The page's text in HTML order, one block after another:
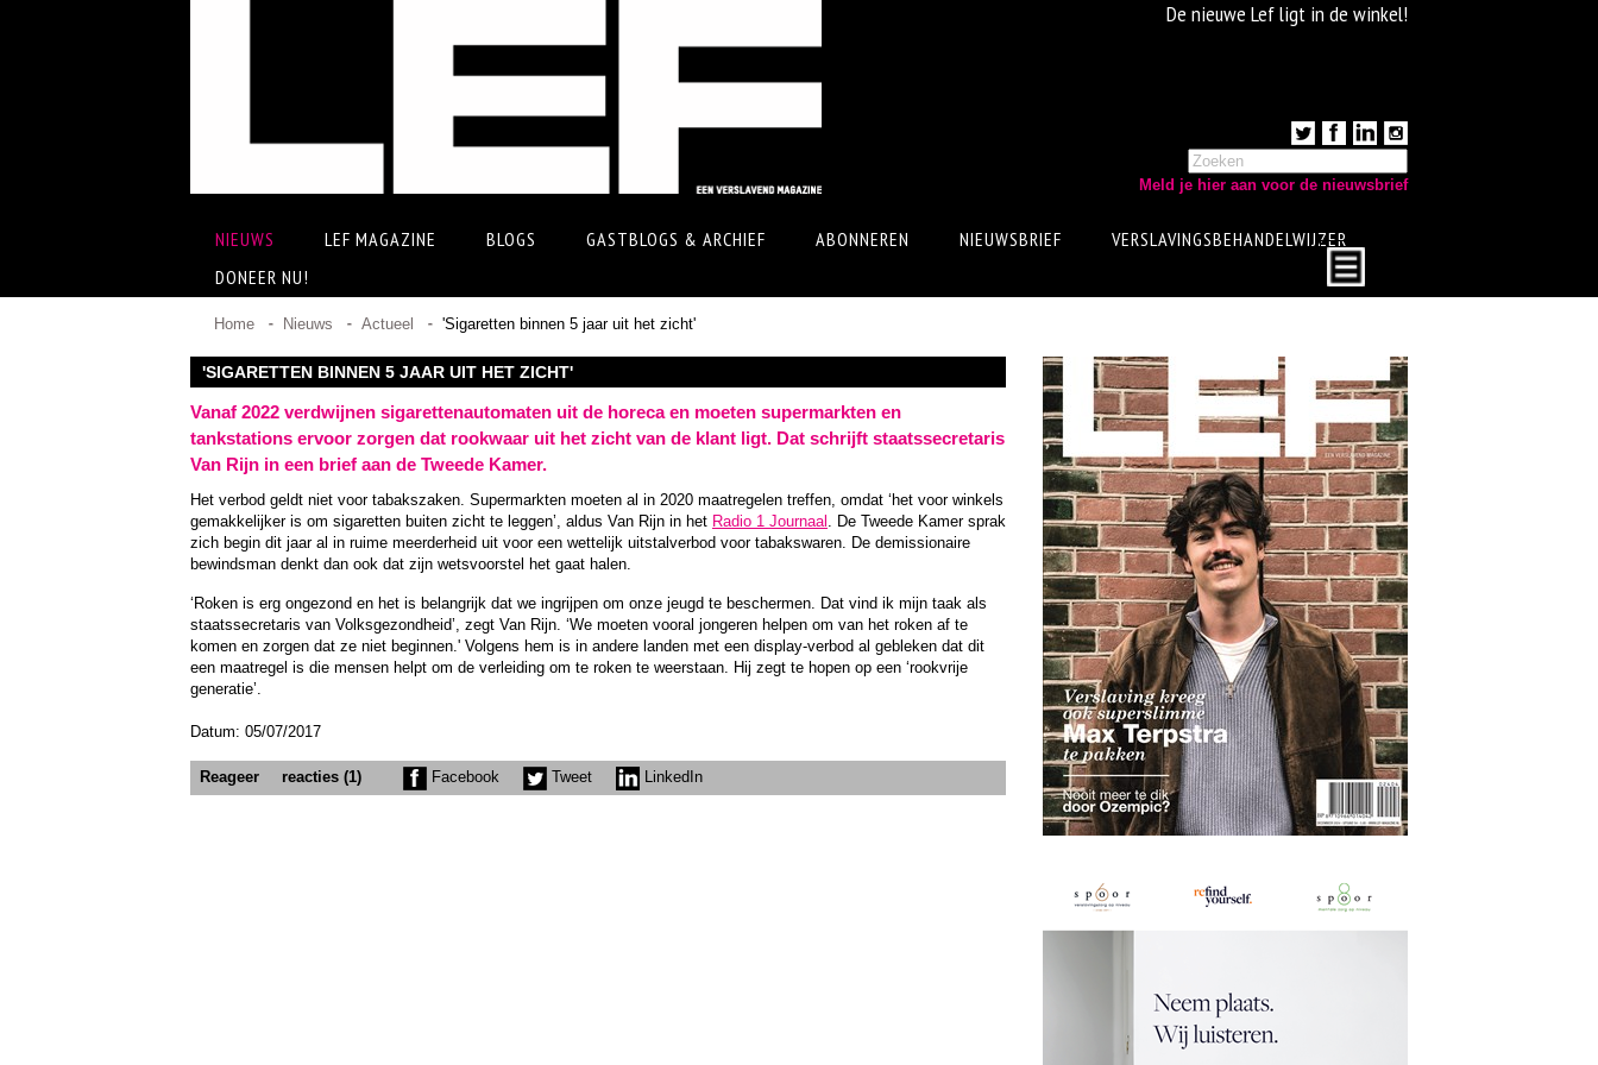
De nieuwe Lef ligt in de winkel!
Meld je hier aan voor de nieuwsbrief
NIEUWS LEF MAGAZINE BLOGS GASTBLOGS & ARCHIEF ABONNEREN NIEUWSBRIEF
VERSLAVINGSBEHANDELWIJZER
DONEER NU!
Home Nieuws Actueel 'Sigaretten binnen 5 jaar uit het zicht'
'SIGARETTEN BINNEN 5 JAAR UIT HET ZICHT'
Vanaf 2022 verdwijnen sigarettenautomaten uit de horeca en moeten supermarkten en
tankstations ervoor zorgen dat rookwaar uit het zicht van de klant ligt. Dat schrijft staatssecretaris
Van Rijn in een brief aan de Tweede Kamer.
Het verbod geldt niet voor tabakszaken. Supermarkten moeten al in 2020 maatregelen treffen, omdat ‘het voor winkels
gemakkelijker is om sigaretten buiten zicht te leggen’, aldus Van Rijn in het Radio 1 Journaal . De Tweede Kamer sprak
zich begin dit jaar al in ruime meerderheid uit voor een wettelijk uitstalverbod voor tabakswaren. De demissionaire
bewindsman denkt dan ook dat zijn wetsvoorstel het gaat halen.
‘Roken is erg ongezond en het is belangrijk dat we ingrijpen om onze jeugd te beschermen. Dat vind ik mijn taak als
staatssecretaris van Volksgezondheid’, zegt Van Rijn. ‘We moeten vooral jongeren helpen om van het roken af te
komen en zorgen dat ze niet beginnen.' Volgens hem is in andere landen met een display-verbod al gebleken dat dit
een maatregel is die mensen helpt om de verleiding om te roken te weerstaan. Hij zegt te hopen op een ‘rookvrije
generatie’.
Datum: 05/07/2017
Reageer reacties (1) Facebook Tweet LinkedIn